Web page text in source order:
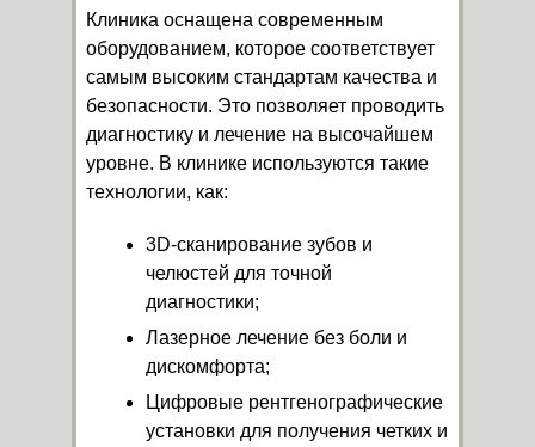
Клиника оснащена современным
оборудованием, которое соответствует
самым высоким стандартам качества и
безопасности. Это позволяет проводить
диагностику и лечение на высочайшем
уровне. В клинике используются такие
технологии, как:
3D-сканирование зубов и
челюстей для точной
диагностики;
Лазерное лечение без боли и
дискомфорта;
Цифровые рентгенографические
установки для получения четких и